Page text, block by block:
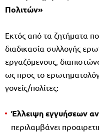
Πολιτών»
Εκτός από τα ζητήματα
διαδικασία συλλογής
εργαζόμενους,
ως προς το
γονείς/πολίτες:
Έλλειψη εγγυήσεων
περιλαμβάνει